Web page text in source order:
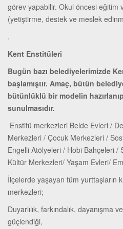
görev yapabilir. Okul öncesi eğitim
(yetiştirme, destek ve meslek
.
Kent Enstitüleri
Bugün bazı belediyelerimizde
başlamıştır. Amaç, bütün
bütünlüklü bir modelin
sunulmasıdır.
Enstitü merkezleri Belde Evleri /
Merkezleri / Çocuk Merkezleri /
Engelli Atölyeleri / Hobi Bahçeleri /
Kültür Merkezleri/ Yaşam Evleri/
İlçelerde yaşayan tüm yurttaşların
merkezleri;
Duyarlılık, farkındalık, dayanışma
güçlendiği,